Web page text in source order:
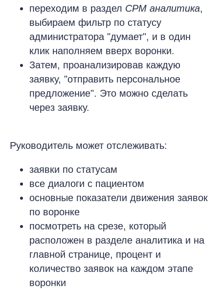
переходим в раздел СРМ аналитика,
выбираем фильтр по статусу
администратора "думает", и в один
клик наполняем вверх воронки.
Затем, проанализировав каждую
заявку, "отправить персональное
предложение". Это можно сделать
через заявку.
Руководитель может отслеживать:
заявки по статусам
все диалоги с пациентом
основные показатели движения заявок
по воронке
посмотреть на срезе, который
расположен в разделе аналитика и на
главной странице, процент и
количество заявок на каждом этапе
воронки